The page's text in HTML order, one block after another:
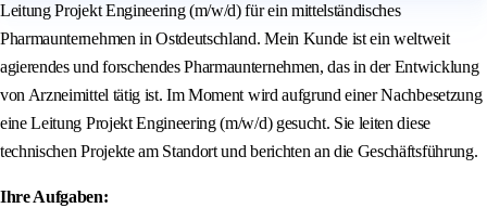
Leitung Projekt Engineering (m/w/d) für ein mittelständisches
Pharmaunternehmen in Ostdeutschland. Mein Kunde ist ein weltweit
agierendes und forschendes Pharmaunternehmen, das in der Entwicklung
von Arzneimittel tätig ist. Im Moment wird aufgrund einer Nachbesetzung
eine Leitung Projekt Engineering (m/w/d) gesucht. Sie leiten diese
technischen Projekte am Standort und berichten an die Geschäftsführung.
Ihre Aufgaben: